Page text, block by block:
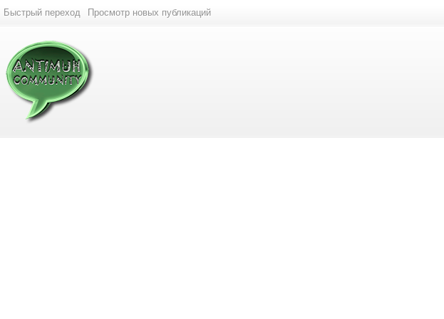
Быстрый переход Просмотр новых публикаций